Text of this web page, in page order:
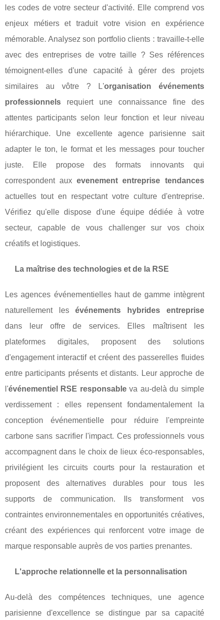
les codes de votre secteur d'activité. Elle comprend vos
enjeux métiers et traduit votre vision en expérience
mémorable. Analysez son portfolio clients : travaille-t-elle
avec des entreprises de votre taille ? Ses références
témoignent-elles d'une capacité à gérer des projets
similaires au vôtre ? L'organisation événements
professionnels requiert une connaissance fine des
attentes participants selon leur fonction et leur niveau
hiérarchique. Une excellente agence parisienne sait
adapter le ton, le format et les messages pour toucher
juste. Elle propose des formats innovants qui
correspondent auxevenement entreprise tendances
actuelles tout en respectant votre culture d'entreprise.
Vérifiez qu'elle dispose d'une équipe dédiée à votre
secteur, capable de vous challenger sur vos choix
créatifs et logistiques.
La maîtrise des technologies et de la RSE
Les agences événementielles haut de gamme intègrent
naturellement lesévénements hybrides entreprise
dans leur offre de services. Elles maîtrisent les
plateformes digitales, proposent des solutions
d'engagement interactif et créent des passerelles fluides
entre participants présents et distants. Leur approche de
l'événementiel RSE responsableva au-delà du simple
verdissement : elles repensent fondamentalement la
conception événementielle pour réduire l'empreinte
carbone sans sacrifier l'impact. Ces professionnels vous
accompagnent dans le choix de lieux éco-responsables,
privilégient les circuits courts pour la restauration et
proposent des alternatives durables pour tous les
supports de communication. Ils transforment vos
contraintes environnementales en opportunités créatives,
créant des expériences qui renforcent votre image de
marque responsable auprès de vos parties prenantes.
L'approche relationnelle et la personnalisation
Au-delà des compétences techniques, une agence
parisienne d'excellence se distingue par sa capacité